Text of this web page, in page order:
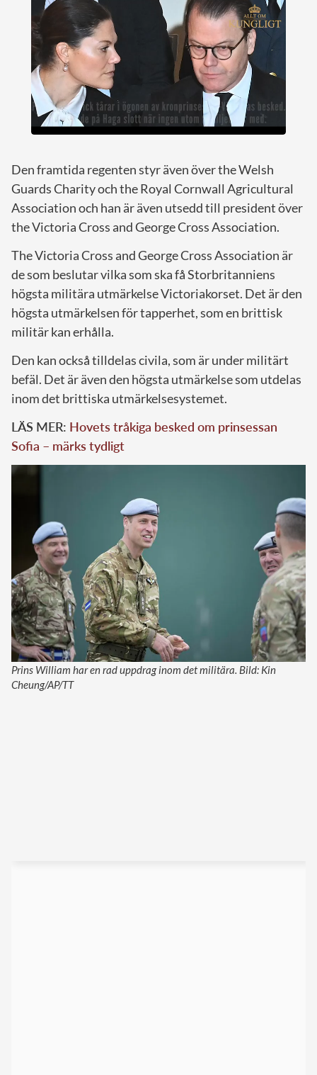
Den framtida regenten styr även över the Welsh
Guards Charity och the Royal Cornwall Agricultural
Association och han är även utsedd till president över
the Victoria Cross and George Cross Association.
The Victoria Cross and George Cross Association är
de som beslutar vilka som ska få Storbritanniens
högsta militära utmärkelse Victoriakorset. Det är den
högsta utmärkelsen för tapperhet, som en brittisk
militär kan erhålla.
Den kan också tilldelas civila, som är under militärt
befäl. Det är även den högsta utmärkelse som utdelas
inom det brittiska utmärkelsesystemet.
LÄS MER: Hovets tråkiga besked om prinsessan
Sofia – märks tydligt
Prins William har en rad uppdrag inom det militära. Bild: Kin
Cheung/AP/TT